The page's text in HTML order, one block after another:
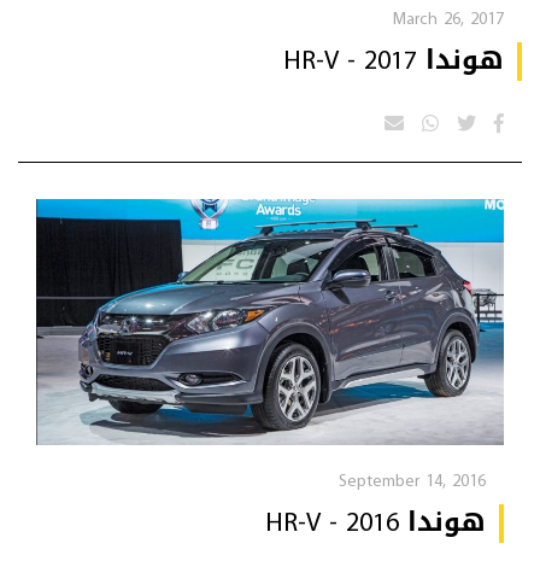
March 26, 2017
هوندا HR-V - 2017
September 14, 2016
هوندا HR-V - 2016